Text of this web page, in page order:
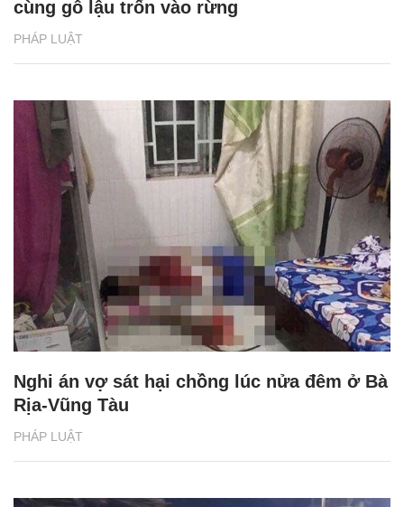
PHÁP LUẬT
cùng gỗ lậu trốn vào rừng
PHÁP LUẬT
Nghi án vợ sát hại chồng lúc nửa đêm ở Bà
Rịa-Vũng Tàu